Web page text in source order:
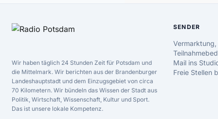
Wir haben täglich 24 Stunden Zeit für Potsdam und
die Mittelmark. Wir berichten aus der Brandenburger
Landeshauptstadt und dem Einzugsgebiet von circa
70 Kilometern. Wir bündeln das Wissen der Stadt aus
Politik, Wirtschaft, Wissenschaft, Kultur und Sport.
Das ist unsere lokale Kompetenz.
SENDER
Mail ins
Freie Stellen